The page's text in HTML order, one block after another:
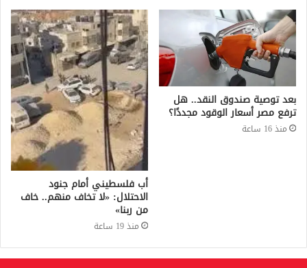
بعد توصية صندوق النقد.. هل
ترفع مصر أسعار الوقود مجددًا؟
منذ 16 ساعة
أب فلسطيني أمام جنود
الاحتلال: «لا تخاف منهم.. خاف
من ربنا»
منذ 19 ساعة